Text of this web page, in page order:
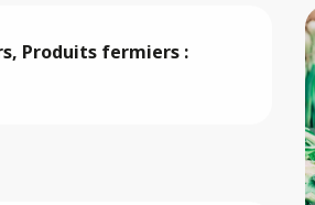
Produits fermiers :